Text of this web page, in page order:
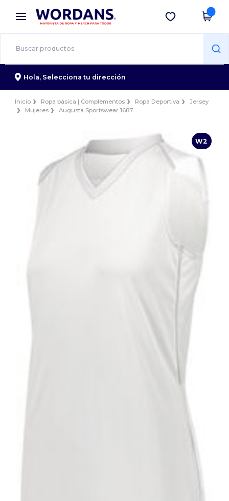
× App de Wordans
¡Mejores precios en app!
Descargar app
Hola, Selecciona tu dirección
Inicio Ropa básica | Complementos Ropa Deportiva
Jersey
Mujeres
Augusta Sportswear 1687
W2